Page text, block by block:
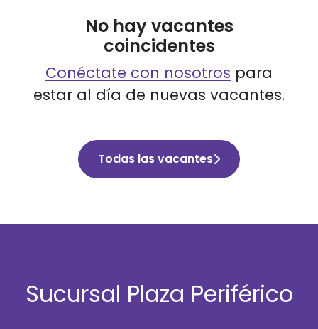
No hay vacantes
coincidentes
Conéctate con nosotros para
estar al día de nuevas vacantes.
Todas las vacantes
Sucursal Plaza Periférico